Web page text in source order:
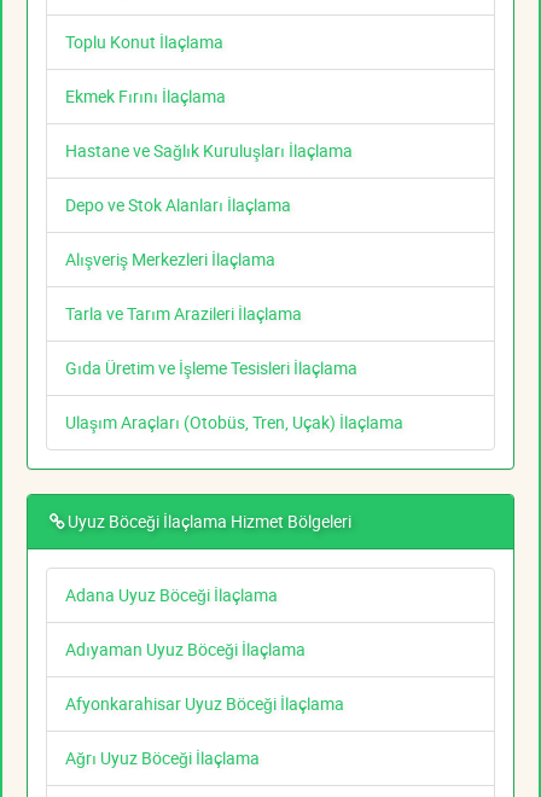
Toplu Konut İlaçlama
Ekmek Fırını İlaçlama
Hastane ve Sağlık Kuruluşları İlaçlama
Depo ve Stok Alanları İlaçlama
Alışveriş Merkezleri İlaçlama
Tarla ve Tarım Arazileri İlaçlama
Gıda Üretim ve İşleme Tesisleri İlaçlama
Ulaşım Araçları (Otobüs, Tren, Uçak) İlaçlama
Uyuz Böceği İlaçlama Hizmet Bölgeleri
Adana Uyuz Böceği İlaçlama
Adıyaman Uyuz Böceği İlaçlama
Afyonkarahisar Uyuz Böceği İlaçlama
Ağrı Uyuz Böceği İlaçlama